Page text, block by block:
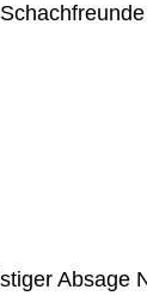
Absage